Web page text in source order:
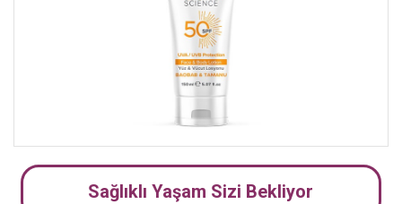
Sağlıklı Yaşam Sizi Bekliyor